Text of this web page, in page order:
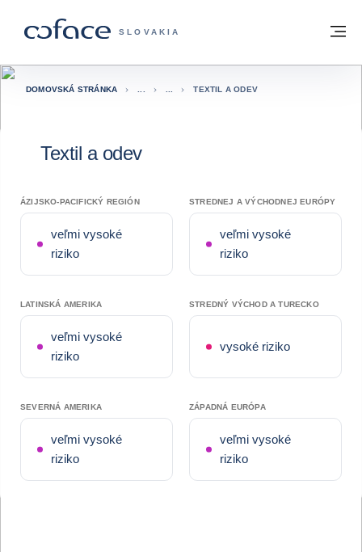
COFACE FOR TRADE - WEBOVÁ
SLOVAKIA
Späť na domovskú stránku
DOMOVSKÁ STRÁNKA TEXTIL A ODEV
Textil a odev
ÁZIJSKO-PACIFICKÝ REGIÓN
veľmi vysoké
riziko
STREDNEJ A VÝCHODNEJ EURÓPY
veľmi vysoké
riziko
LATINSKÁ AMERIKA
veľmi vysoké
riziko
STREDNÝ VÝCHOD A TURECKO
vysoké riziko
SEVERNÁ AMERIKA
veľmi vysoké
riziko
ZÁPADNÁ EURÓPA
veľmi vysoké
riziko